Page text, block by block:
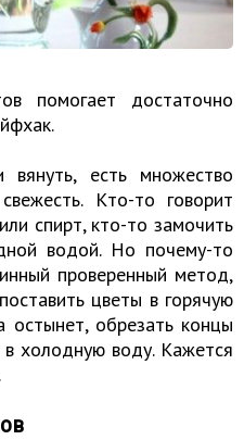
помогает достаточно
есть множество
Кто-то говорит
спирт, кто-то замочить
водой. Но почему-то
проверенный метод,
цветы в горячую
остынет, обрезать концы
в холодную воду. Кажется